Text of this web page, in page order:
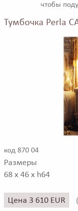
чтобы
Тумбочка Perla
код 870 04
Размеры
68 x 46 x h64
Цена 3 610 EUR (